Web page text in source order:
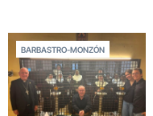
BARBASTRO-MONZÓN